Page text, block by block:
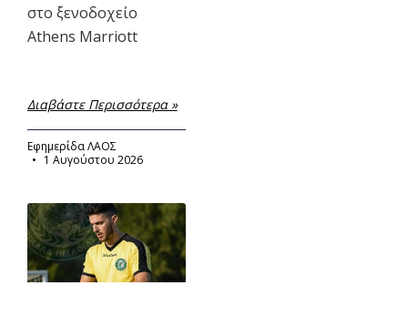
στο ξενοδοχείο
Athens Marriott
Διαβάστε Περισσότερα »
Εφημερίδα ΛΑΟΣ
1 Αυγούστου 2026